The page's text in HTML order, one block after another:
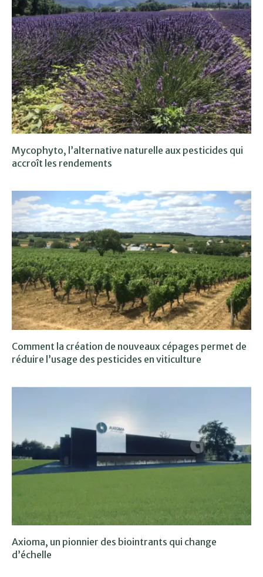
Mycophyto, l’alternative naturelle aux pesticides qui
accroît les rendements
Comment la création de nouveaux cépages permet de
réduire l’usage des pesticides en viticulture
Axioma, un pionnier des biointrants qui change
d’échelle